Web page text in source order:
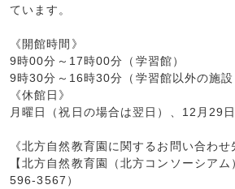
ています。
《開館時間》
9時00分～17時00分（学習館）
9時30分～16時30分（学習館以外の施設
《休館日》
月曜日（祝日の場合は翌日）、12月29
《北方自然教育園に関するお問い合わせ
【北方自然教育園（北方コンソーシア
596-3567）